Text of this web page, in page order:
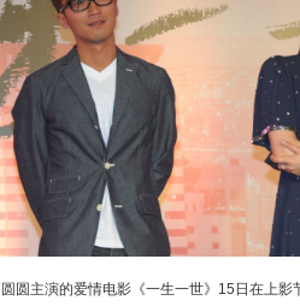
圆主演的爱情电影《一生一世》15日在上影